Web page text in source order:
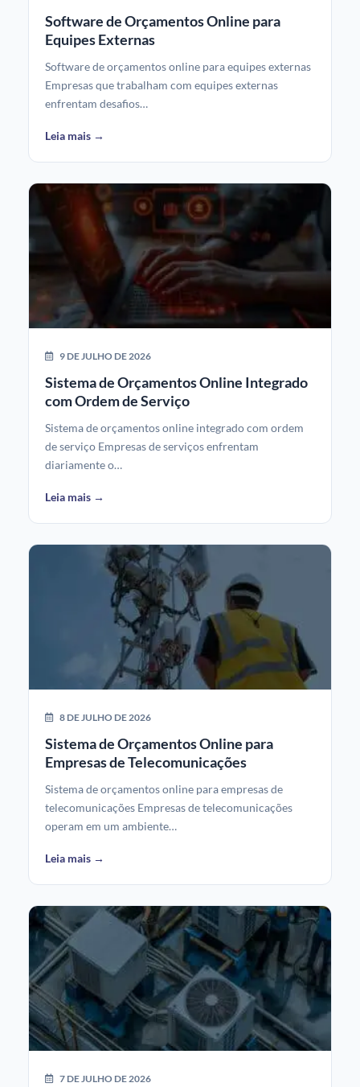
Software de Orçamentos Online para
Equipes Externas
Software de orçamentos online para equipes externas
Empresas que trabalham com equipes externas
enfrentam desafios…
Leia mais →
9 DE JULHO DE 2026
Sistema de Orçamentos Online Integrado
com Ordem de Serviço
Sistema de orçamentos online integrado com ordem
de serviço Empresas de serviços enfrentam
diariamente o…
Leia mais →
8 DE JULHO DE 2026
Sistema de Orçamentos Online para
Empresas de Telecomunicações
Sistema de orçamentos online para empresas de
telecomunicações Empresas de telecomunicações
operam em um ambiente…
Leia mais →
7 DE JULHO DE 2026